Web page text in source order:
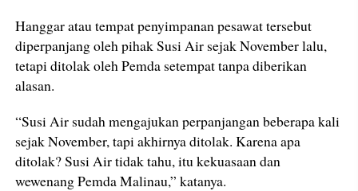
Hanggar atau tempat penyimpanan pesawat tersebut
diperpanjang oleh pihak Susi Air sejak November lalu,
tetapi ditolak oleh Pemda setempat tanpa diberikan
alasan.
“Susi Air sudah mengajukan perpanjangan beberapa kali
sejak November, tapi akhirnya ditolak. Karena apa
ditolak? Susi Air tidak tahu, itu kekuasaan dan
wewenang Pemda Malinau,” katanya.